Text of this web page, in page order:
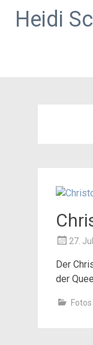
Heidi
27.
Der
der
Fotos